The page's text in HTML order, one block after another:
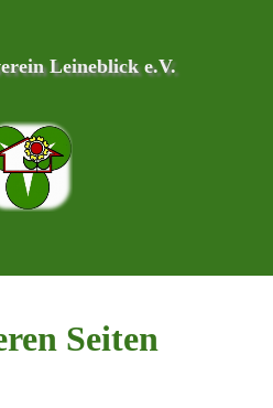
Leineblick e.V.
Seiten